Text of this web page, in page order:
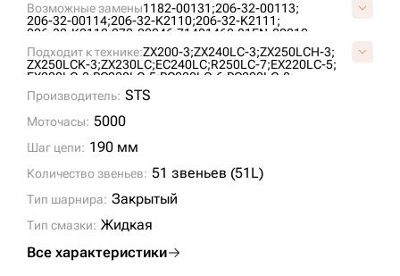
Возможные замены1182-00131;206-32-00113;
206-32-00114;206-32-K2110;206-32-K2111;
206-32-K2112;272-00046;71401460;81EN-20010;
9098529;
9181001;9202848;AT154855;
AT186160;AT217896;AT219479;E02GUC087;
E15698B1M00051;E40208C0Y00051;E40220A0M00051;
LH1075/51;TH109773;
Подходит к технике:ZX200-3;ZX240LC-3;ZX250LCH-3;
ZX250LCK-3;ZX230LC;EC240LC;R250LC-7;EX220LC-5;
EX220LC-2;PC220LC-5;PC220LC-6;PC220LC-8;
EC240BLC;
EC240NLC;
DX255LC;PC220LC-7;R250LC-9;
SOLAR255LC-V;PC240LC-6K;
R250LC-3;R260LC-9S;
R250NLC-7; PC220-8M0;
Производитель: STS
Моточасы: 5000
Шаг цепи: 190 мм
Количество звеньев: 51 звеньев (51L)
Тип шарнира: Закрытый
Тип смазки: Жидкая
Все характеристики